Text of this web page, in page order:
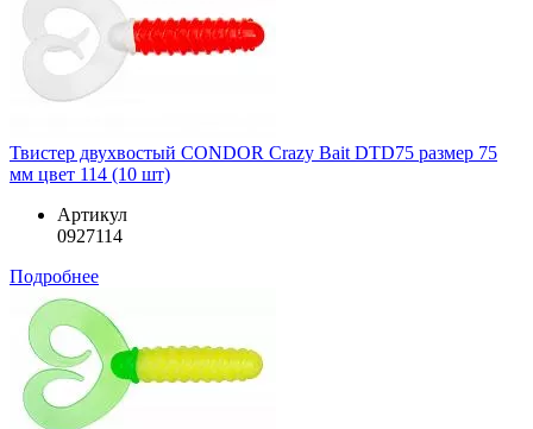
Твистер двухвостый CONDOR Crazy Bait DTD75 размер 75
мм цвет 114 (10 шт)
Артикул
0927114
Подробнее